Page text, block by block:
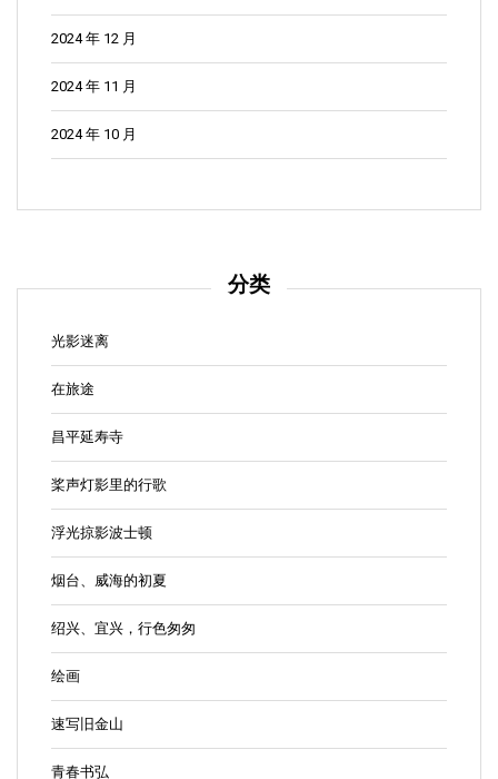
2024 年 12 月
2024 年 11 月
2024 年 10 月
分类
光影迷离
在旅途
昌平延寿寺
桨声灯影里的行歌
浮光掠影波士顿
烟台、威海的初夏
绍兴、宜兴，行色匆匆
绘画
速写旧金山
青春书弘